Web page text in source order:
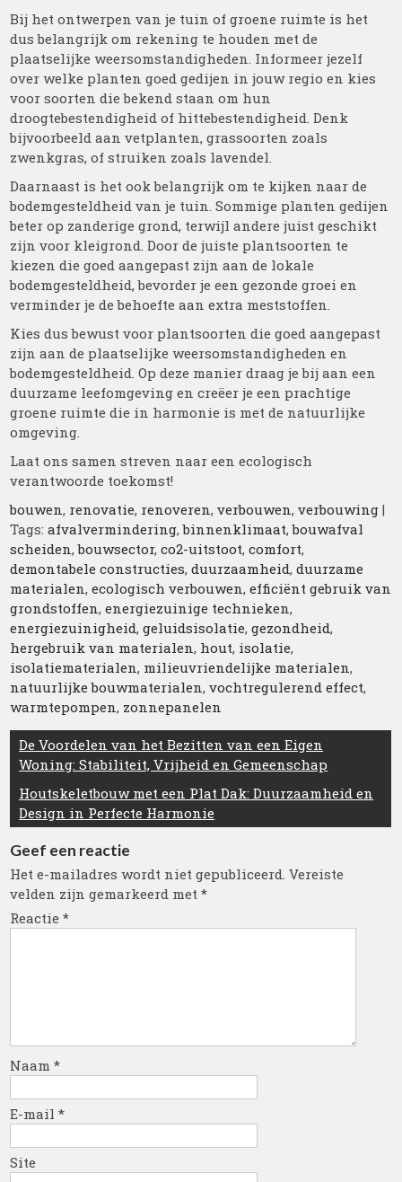
Bij het ontwerpen van je tuin of groene ruimte is het
dus belangrijk om rekening te houden met de
plaatselijke weersomstandigheden. Informeer jezelf
over welke planten goed gedijen in jouw regio en kies
voor soorten die bekend staan om hun
droogtebestendigheid of hittebestendigheid. Denk
bijvoorbeeld aan vetplanten, grassoorten zoals
zwenkgras, of struiken zoals lavendel.
Daarnaast is het ook belangrijk om te kijken naar de
bodemgesteldheid van je tuin. Sommige planten gedijen
beter op zanderige grond, terwijl andere juist geschikt
zijn voor kleigrond. Door de juiste plantsoorten te
kiezen die goed aangepast zijn aan de lokale
bodemgesteldheid, bevorder je een gezonde groei en
verminder je de behoefte aan extra meststoffen.
Kies dus bewust voor plantsoorten die goed aangepast
zijn aan de plaatselijke weersomstandigheden en
bodemgesteldheid. Op deze manier draag je bij aan een
duurzame leefomgeving en creëer je een prachtige
groene ruimte die in harmonie is met de natuurlijke
omgeving.
Laat ons samen streven naar een ecologisch
verantwoorde toekomst!
bouwen, renovatie, renoveren,verbouwen,verbouwing |
Tags:afvalvermindering,binnenklimaat,bouwafval
scheiden,bouwsector,co2-uitstoot,comfort,
demontabele constructies,duurzaamheid,duurzame
materialen,ecologisch verbouwen,efficiënt gebruik van
grondstoffen,energiezuinige technieken,
energiezuinigheid,geluidsisolatie,gezondheid,
hergebruik van materialen, hout, isolatie,
isolatiematerialen, milieuvriendelijke materialen,
natuurlijke bouwmaterialen,vochtregulerend effect,
warmtepompen, zonnepanelen
Berichtnavigatie
De Voordelen van het Bezitten van een Eigen
Woning: Stabiliteit, Vrijheid en Gemeenschap
Houtskeletbouw met een Plat Dak: Duurzaamheid en
Design in Perfecte Harmonie
Geef een reactie
Het e-mailadres wordt niet gepubliceerd. Vereiste
velden zijn gemarkeerd met*
Reactie*
Naam*
E-mail*
Site